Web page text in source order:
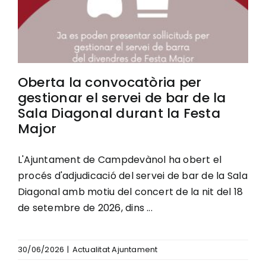
Oberta la convocatòria per
gestionar el servei de bar de la
Sala Diagonal durant la Festa
Major
L'Ajuntament de Campdevànol ha obert el
procés d'adjudicació del servei de bar de la Sala
Diagonal amb motiu del concert de la nit del 18
de setembre de 2026, dins ...
30/06/2026 | Actualitat Ajuntament